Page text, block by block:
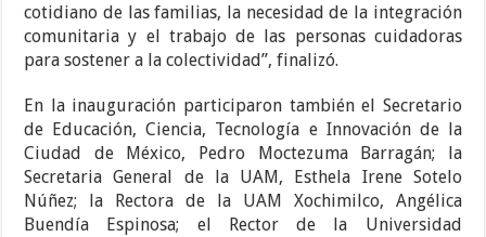
cotidiano de las familias, la necesidad de la integración
comunitaria y el trabajo de las personas cuidadoras
para sostener a la colectividad”, finalizó.
En la inauguración participaron también el Secretario
de Educación, Ciencia, Tecnología e Innovación de la
Ciudad de México, Pedro Moctezuma Barragán; la
Secretaria General de la UAM, Esthela Irene Sotelo
Núñez; la Rectora de la UAM Xochimilco, Angélica
Buendía Espinosa; el Rector de la Universidad